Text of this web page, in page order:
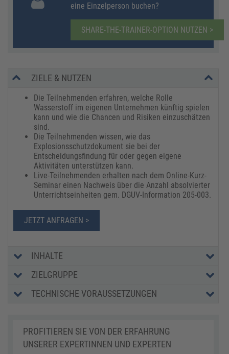
eine Einzelperson buchen?
SHARE-THE-TRAINER-OPTION NUTZEN >
ZIELE & NUTZEN
Die Teilnehmenden erfahren, welche Rolle
Wasserstoff im eigenen Unternehmen künftig spielen
kann und wie die Chancen und Risiken einzuschätzen
sind.
Die Teilnehmenden wissen, wie das
Explosionsschutzdokument sie bei der
Entscheidungsfindung für oder gegen eigene
Aktivitäten unterstützen kann.
Live-Teilnehmenden erhalten nach dem Online-Kurz-
Seminar einen Nachweis über die Anzahl absolvierter
Unterrichtseinheiten gem. DGUV-Information 205-003.
JETZT ANFRAGEN >
INHALTE
ZIELGRUPPE
TECHNISCHE VORAUSSETZUNGEN
PROFITIEREN SIE VON DER ERFAHRUNG
UNSERER EXPERTINNEN UND EXPERTEN